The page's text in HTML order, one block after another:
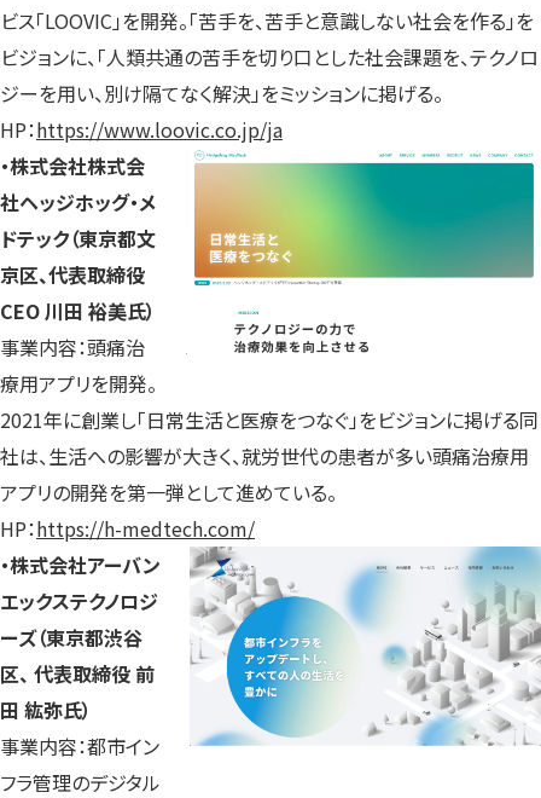
ビス「LOOVIC」を開発。「苦手を、苦手と意識しない社会を作る」を
ビジョンに、「人類共通の苦手を切り口とした社会課題を、テクノロ
ジーを用い、別け隔てなく解決」をミッションに掲げる。
HP：https://www.loovic.co.jp/ja
・株式会社株式会
社ヘッジホッグ・メ
ドテック（東京都文
京区、代表取締役
CEO 川田 裕美氏）
事業内容：頭痛治
療用アプリを開発。
2021年に創業し「日常生活と医療をつなぐ」をビジョンに掲げる同
社は、生活への影響が大きく、就労世代の患者が多い頭痛治療用
アプリの開発を第一弾として進めている。
HP：https://h-medtech.com/
・株式会社アーバン
エックステクノロジ
ーズ（東京都渋谷
区、 代表取締役 前
田 紘弥氏）
事業内容：都市イン
フラ管理のデジタル